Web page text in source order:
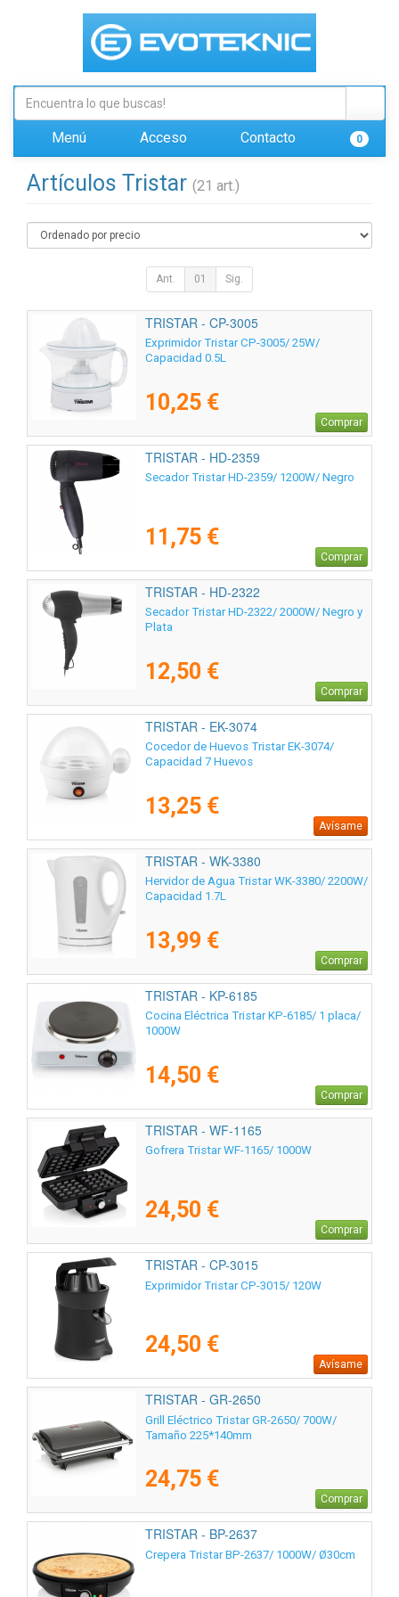
Menú Acceso Contacto 0
Artículos Tristar (21 art.)
Ant. 01 Sig.
TRISTAR - CP-3005
Exprimidor Tristar CP-3005/ 25W/
Capacidad 0.5L
10,25 €
Comprar
TRISTAR - HD-2359
Secador Tristar HD-2359/ 1200W/ Negro
11,75 €
Comprar
TRISTAR - HD-2322
Secador Tristar HD-2322/ 2000W/ Negro y
Plata
12,50 €
Comprar
TRISTAR - EK-3074
Cocedor de Huevos Tristar EK-3074/
Capacidad 7 Huevos
13,25 €
Avísame
TRISTAR - WK-3380
Hervidor de Agua Tristar WK-3380/ 2200W/
Capacidad 1.7L
13,99 €
Comprar
TRISTAR - KP-6185
Cocina Eléctrica Tristar KP-6185/ 1 placa/
1000W
14,50 €
Comprar
TRISTAR - WF-1165
Gofrera Tristar WF-1165/ 1000W
24,50 €
Comprar
TRISTAR - CP-3015
Exprimidor Tristar CP-3015/ 120W
24,50 €
Avísame
TRISTAR - GR-2650
Grill Eléctrico Tristar GR-2650/ 700W/
Tamaño 225*140mm
24,75 €
Comprar
TRISTAR - BP-2637
Crepera Tristar BP-2637/ 1000W/ Ø30cm